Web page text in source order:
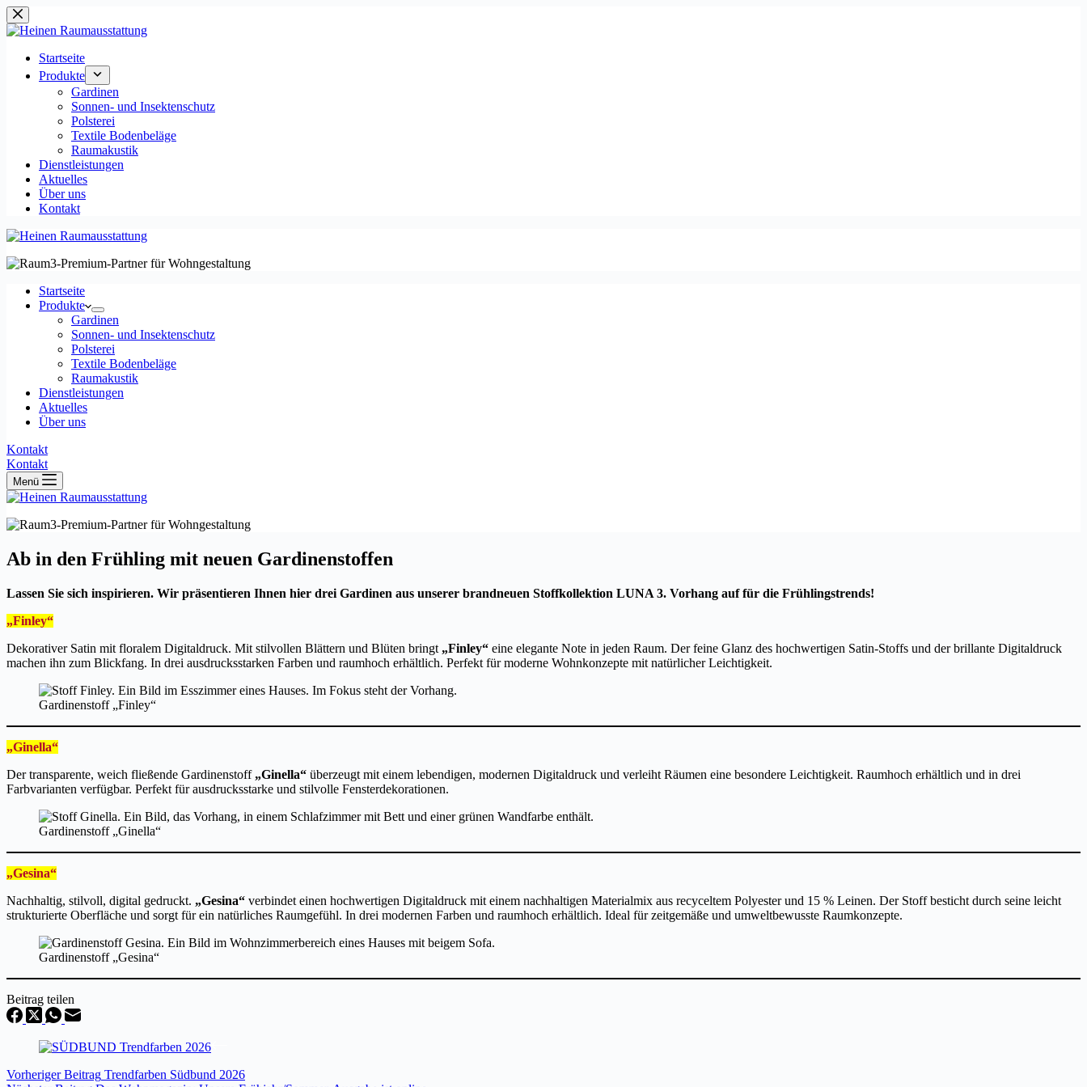
Zum
Inhalt
Startseite
Produkte
Gardinen
Sonnen- und Insektenschutz
Polsterei
Textile Bodenbeläge
Raumakustik
Dienstleistungen
Aktuelles
Über uns
Kontakt
Startseite
Produkte
Gardinen
Sonnen- und Insektenschutz
Polsterei
Textile Bodenbeläge
Raumakustik
Dienstleistungen
Aktuelles
Über uns
Kontakt
Kontakt
Menü
Ab in den Frühling mit neuen Gardinenstoffen
Lassen Sie sich inspirieren. Wir präsentieren Ihnen hier drei Gardinen aus unserer brandneuen Stoffkollektion LUNA 3. Vorhang auf für die Frühlingstrends!
„Finley“
Dekorativer Satin mit floralem Digitaldruck. Mit stilvollen Blättern und Blüten bringt „Finley“ eine elegante Note in jeden Raum. Der feine Glanz des hochwertigen Satin-Stoffs und der brillante Digitaldruck
machen ihn zum Blickfang. In drei ausdrucksstarken Farben und raumhoch erhältlich. Perfekt für moderne Wohnkonzepte mit natürlicher Leichtigkeit.
Gardinenstoff „Finley“
„Ginella“
Der transparente, weich fließende Gardinenstoff „Ginella“ überzeugt mit einem lebendigen, modernen Digitaldruck und verleiht Räumen eine besondere Leichtigkeit. Raumhoch erhältlich und in drei
Farbvarianten verfügbar. Perfekt für ausdrucksstarke und stilvolle Fensterdekorationen.
Gardinenstoff „Ginella“
„Gesina“
Nachhaltig, stilvoll, digital gedruckt. „Gesina“ verbindet einen hochwertigen Digitaldruck mit einem nachhaltigen Materialmix aus recyceltem Polyester und 15 % Leinen. Der Stoff besticht durch seine leicht
strukturierte Oberfläche und sorgt für ein natürliches Raumgefühl. In drei modernen Farben und raumhoch erhältlich. Ideal für zeitgemäße und umweltbewusste Raumkonzepte.
Gardinenstoff „Gesina“
Beitrag teilen
VorherigerBeitrag Trendfarben Südbund 2026